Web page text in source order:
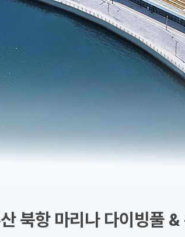
북항 마리나 다이빙풀